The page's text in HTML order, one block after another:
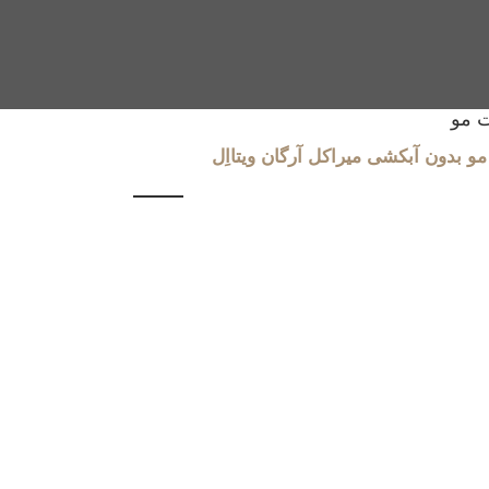
مو
بدون آبکشی میراکل آرگان ویتااِل